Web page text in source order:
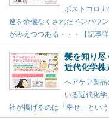
ポストコロ
速を余儀なくされたインバウ
がみえつつある・・・【記事詳
髪を知り尽
近代化学株
ヘアケア製
いる近代化
社が掲げるのは「幸せ」とい